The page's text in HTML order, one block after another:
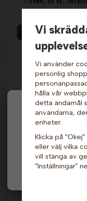
Hej och
moms) eller
ska visas.
Info & Köp
Donutslåda - Liten,
200 st. Jafaris
1 479 kr
Vi
Vi använder
personlig
hålla vår
detta ändamål
användarna,
enheter.
Klicka på
eller välj vilka
vill stänga av
"Inställningar"